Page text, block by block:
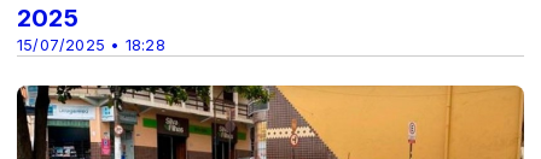
15/07/2025 • 18:28
2025